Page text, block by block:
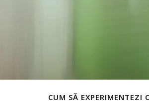
CUM SĂ EXPERIMENTEZI